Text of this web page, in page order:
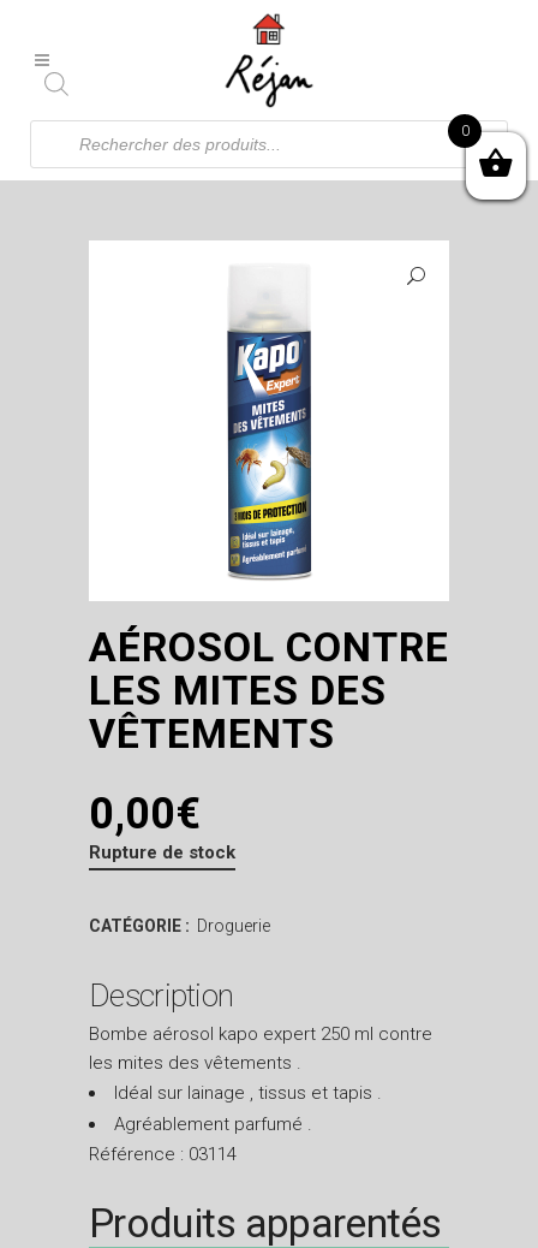
Recherche
produits
AÉROSOL CONTRE
LES MITES DES
VÊTEMENTS
0,00€
Rupture de stock
CATÉGORIE : Droguerie
Description
Bombe aérosol kapo expert 250 ml contre
les mites des vêtements .
Idéal sur lainage , tissus et tapis .
Agréablement parfumé .
Référence : 03114
Produits apparentés
0